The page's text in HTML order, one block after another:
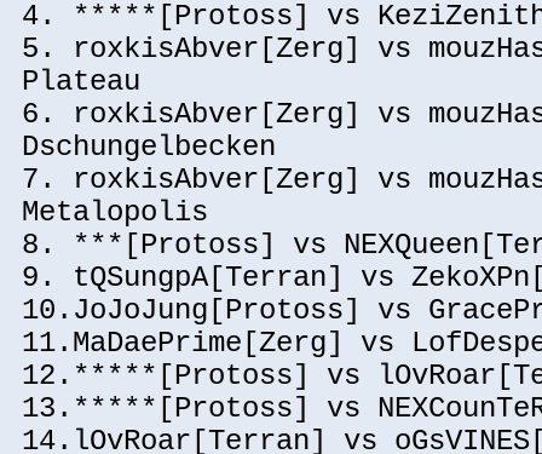
4. *****[Protoss] vs
5. roxkisAbver[Zerg] vs
Plateau
6. roxkisAbver[Zerg] vs
Dschungelbecken
7. roxkisAbver[Zerg] vs
Metalopolis
8. ***[Protoss] vs
9. tQSungpA[Terran] vs
10.JoJoJung[Protoss] vs
11.MaDaePrime[Zerg] vs
12.*****[Protoss] vs
13.*****[Protoss] vs
14.lOvRoar[Terran] vs